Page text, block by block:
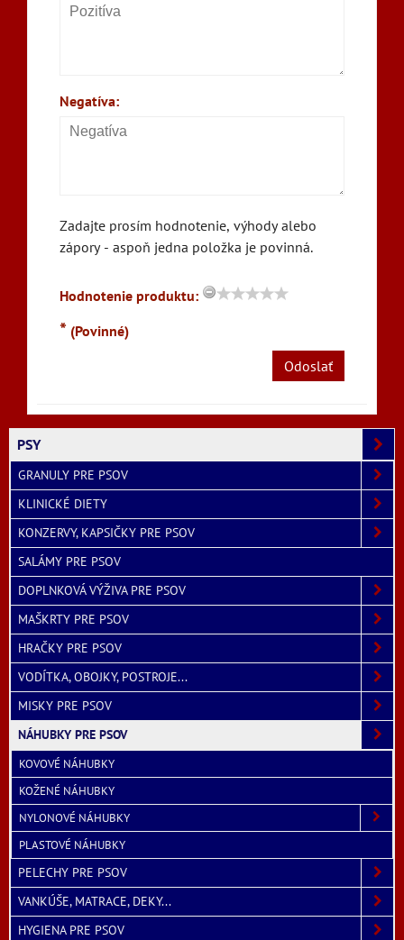
Negatíva:
Zadajte prosím hodnotenie, výhody alebo
zápory - aspoň jedna položka je povinná.
Hodnotenie produktu:
* (Povinné)
Odoslať
PSY
GRANULY PRE PSOV
KLINICKÉ DIETY
KONZERVY, KAPSIČKY PRE PSOV
SALÁMY PRE PSOV
DOPLNKOVÁ VÝŽIVA PRE PSOV
MAŠKRTY PRE PSOV
HRAČKY PRE PSOV
VODÍTKA, OBOJKY, POSTROJE...
MISKY PRE PSOV
NÁHUBKY PRE PSOV
KOVOVÉ NÁHUBKY
KOŽENÉ NÁHUBKY
NYLONOVÉ NÁHUBKY
PLASTOVÉ NÁHUBKY
PELECHY PRE PSOV
VANKÚŠE, MATRACE, DEKY...
HYGIENA PRE PSOV